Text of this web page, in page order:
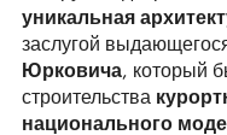
уникальная
заслугой
Юрковича, который
строительства
национального